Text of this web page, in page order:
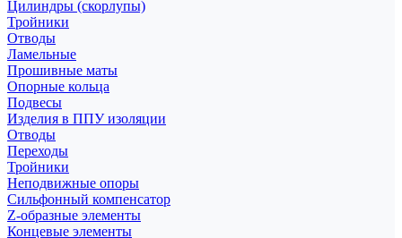
Цилиндры (скорлупы)
Тройники
Отводы
Ламельные
Прошивные маты
Опорные кольца
Подвесы
Изделия в ППУ изоляции
Отводы
Переходы
Тройники
Неподвижные опоры
Cильфонный компенсатор
Z-образные элементы
Концевые элементы